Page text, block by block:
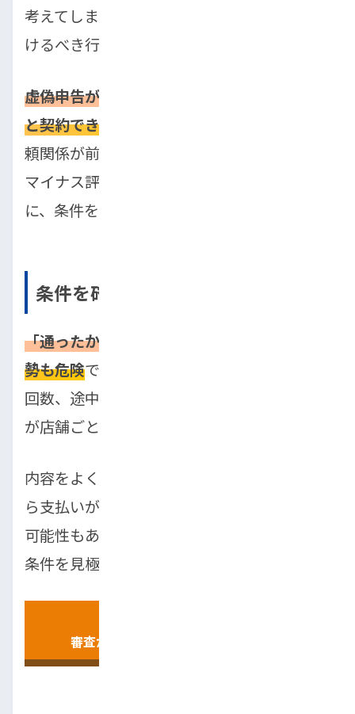
考えてしまう人もいますが、これは絶対に避
けるべき行動です。
虚偽申告が発覚した場合、その店舗では二度
と契約できなくなる可能性
頼関係が前提となる自社ローンでは致命的な
マイナス評価になります。正直な情報をもと
に、条件を調整する方が現実的です。
条件を確認せず即契約する
「通ったからとりあえず契約する」という姿
勢も危険です。自社ローンは、金利や支払い
回数、途中解約時の条件、所有権の扱いなど
が店舗ごとに大きく異なります。
内容をよく確認せず契約してしまうと、後か
ら支払いが厳しくなり、トラブルに発展する
可能性もあります。通過した後こそ、冷静に
条件を見極めることが大切です。
審査が柔軟なローンについて相談する